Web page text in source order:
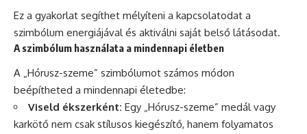
Ez a gyakorlat segíthet mélyíteni a kapcsolatodat a
szimbólum energiájával és aktiválni saját belső látásodat.
A szimbólum használata a mindennapi életben
A „Hórusz-szeme” szimbólumot számos módon
beépítheted a mindennapi életedbe:
Viseld ékszerként: Egy „Hórusz-szeme” medál vagy
karkötő nem csak stílusos kiegészítő, hanem folyamatos